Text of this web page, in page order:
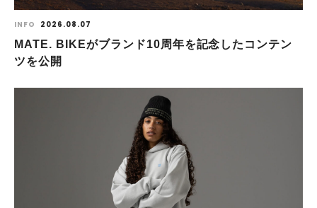
INFO 2026.08.07
MATE. BIKEがブランド10周年を記念したコンテン
ツを公開